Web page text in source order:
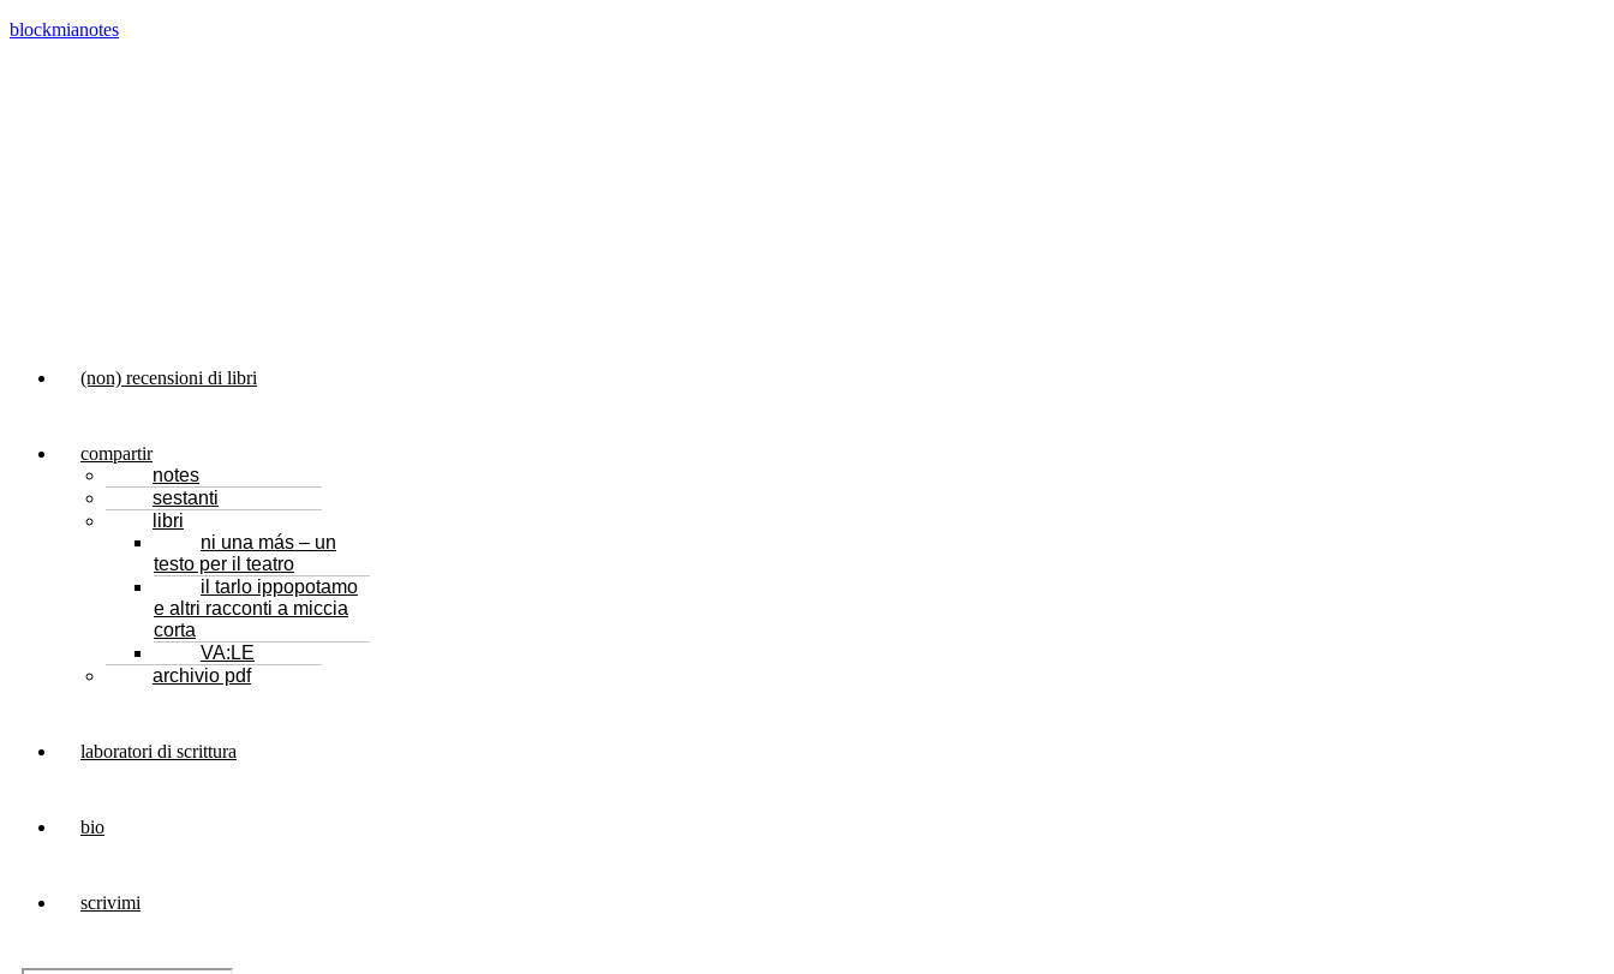
blockmianotes
Menu (non) recensioni di libri
compartir
notes
sestanti
libri
ni una más – un
testo per il teatro
il tarlo ippopotamo
e altri racconti a miccia
corta
VA:LE
archivio pdf
laboratori di scrittura
bio
scrivimi